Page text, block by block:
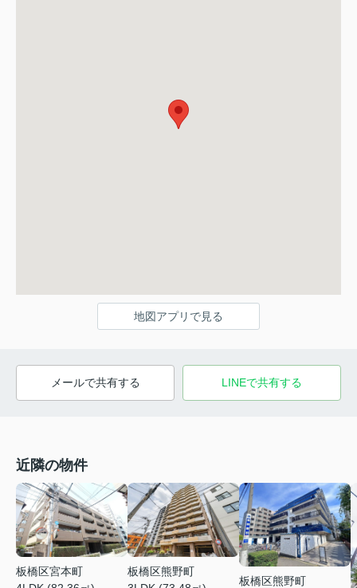
地図アプリで見る
メールで共有する LINEで共有する
近隣の物件
板橋区宮本町
板橋区熊野町
板橋区熊野町